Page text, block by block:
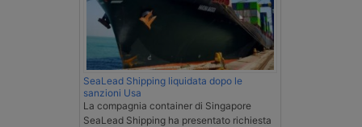
SeaLead Shipping liquidata dopo le
sanzioni Usa
La compagnia container di Singapore
SeaLead Shipping ha presentato richiesta